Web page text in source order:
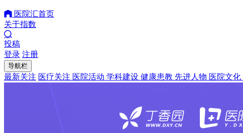
医院汇首页
关于指数
投稿
登录 注册
导航栏
最新关注 医疗关注 医院活动 学科建设 健康患教 先进人物 医院文化